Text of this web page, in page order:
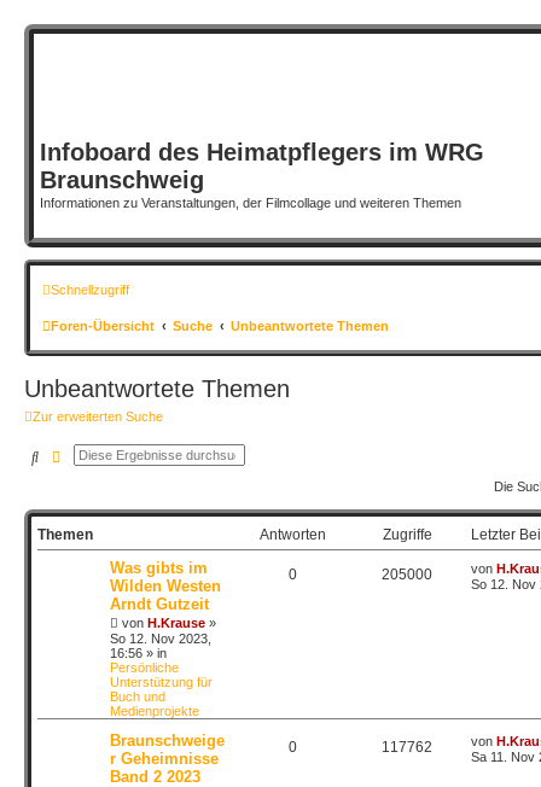
Infoboard des Heimatpflegers im WRG
Braunschweig
Informationen zu Veranstaltungen, der Filmcollage und weiteren Themen
Schnellzugriff
Foren-Übersicht Suche Unbeantwortete Themen
Unbeantwortete Themen
Zur erweiterten Suche
SucheErweiterte Suche
Die
Themen Antworten Zugriffe Letzter
Was gibts im
Wilden Westen
Arndt Gutzeit
von H.Krause »
So 12. Nov 2023,
16:56 » in
Persönliche
Unterstützung für
Buch und
Medienprojekte
0 205000 von
So 12. Nov
Braunschweige
r Geheimnisse
Band 2 2023
0 117762 von
Sa 11. Nov